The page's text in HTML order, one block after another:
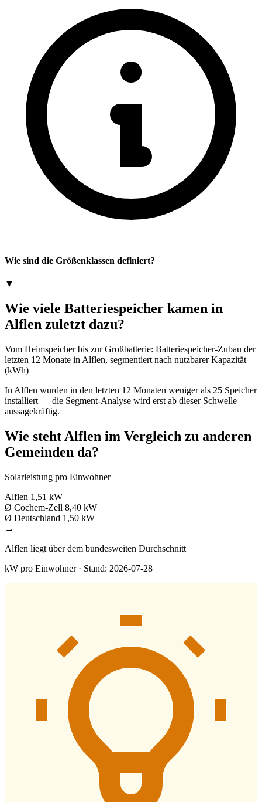
Wie sind die Größenklassen definiert?
▼
Wie viele Batteriespeicher kamen in
Alflen zuletzt dazu?
Vom Heimspeicher bis zur Großbatterie: Batteriespeicher-Zubau der
letzten 12 Monate in Alflen, segmentiert nach nutzbarer Kapazität
(kWh)
In Alflen wurden in den letzten 12 Monaten weniger als 25 Speicher
installiert — die Segment-Analyse wird erst ab dieser Schwelle
aussagekräftig.
Wie steht Alflen im Vergleich zu anderen
Gemeinden da?
Solarleistung pro Einwohner
Alflen 1,51 kW
Ø Cochem-Zell 8,40 kW
Ø Deutschland 1,50 kW
→
Alflen liegt über dem bundesweiten Durchschnitt
kW pro Einwohner · Stand: 2026-07-28